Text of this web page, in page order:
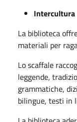
Intercultura
La biblioteca
materiali per
Lo scaffale
leggende,
grammatiche,
bilingue, testi in